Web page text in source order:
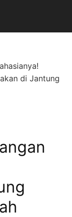
di Jantung